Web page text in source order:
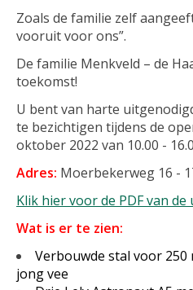
Zoals de familie zelf
vooruit voor ons”.
De familie Menkveld – de
toekomst!
U bent van harte
te bezichtigen tijdens de
oktober 2022 van 10.00 -
Adres: Moerbekerweg 16 -
Klik hier voor de PDF van
Wat is er te zien:
Verbouwde stal voor
jong vee